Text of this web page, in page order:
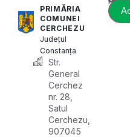
PRIMĂRIA
COMUNEI
CERCHEZU
Județul
Constanța
Str.
General
Cerchez
nr. 28,
Satul
Cerchezu,
907045